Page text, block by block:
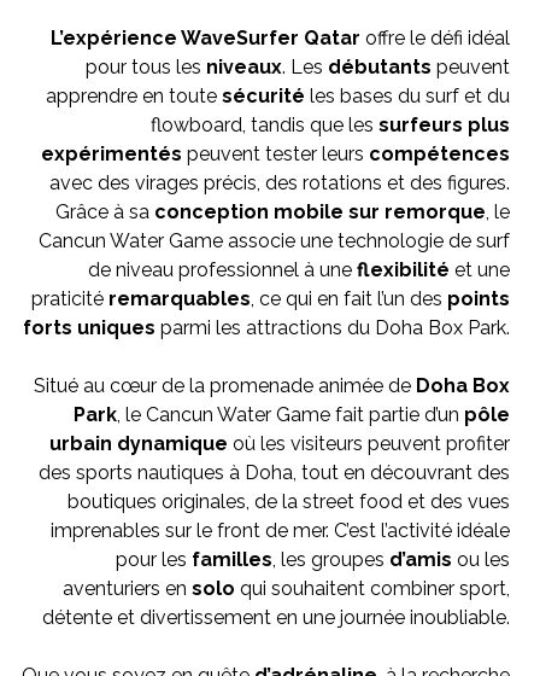
L’expérience WaveSurfer Qatar offre le défi idéal
pour tous les niveaux. Les débutants peuvent
apprendre en toute sécurité les bases du surf et du
flowboard, tandis que les surfeurs plus
expérimentés peuvent tester leurs compétences
avec des virages précis, des rotations et des figures.
Grâce à sa conception mobile sur remorque , le
Cancun Water Game associe une technologie de surf
de niveau professionnel à une flexibilité et une
praticité remarquables , ce qui en fait l’un des points
forts uniques parmi les attractions du Doha Box Park.
Situé au cœur de la promenade animée de Doha Box
Park , le Cancun Water Game fait partie d’un pôle
urbain dynamique où les visiteurs peuvent profiter
des sports nautiques à Doha, tout en découvrant des
boutiques originales, de la street food et des vues
imprenables sur le front de mer. C’est l’activité idéale
pour les familles , les groupes d’amis ou les
aventuriers en solo qui souhaitent combiner sport,
détente et divertissement en une journée inoubliable.